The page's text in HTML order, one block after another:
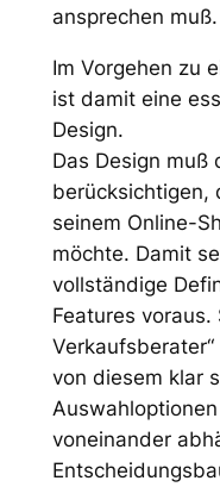
ansprechen muß.
Im Vorgehen zu
ist damit eine
Design.
Das Design muß
berücksichtigen,
seinem Online-
möchte. Damit
vollständige
Features voraus.
von diesem klar
voneinander